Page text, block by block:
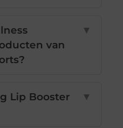
van
▼
Lip Booster
▼